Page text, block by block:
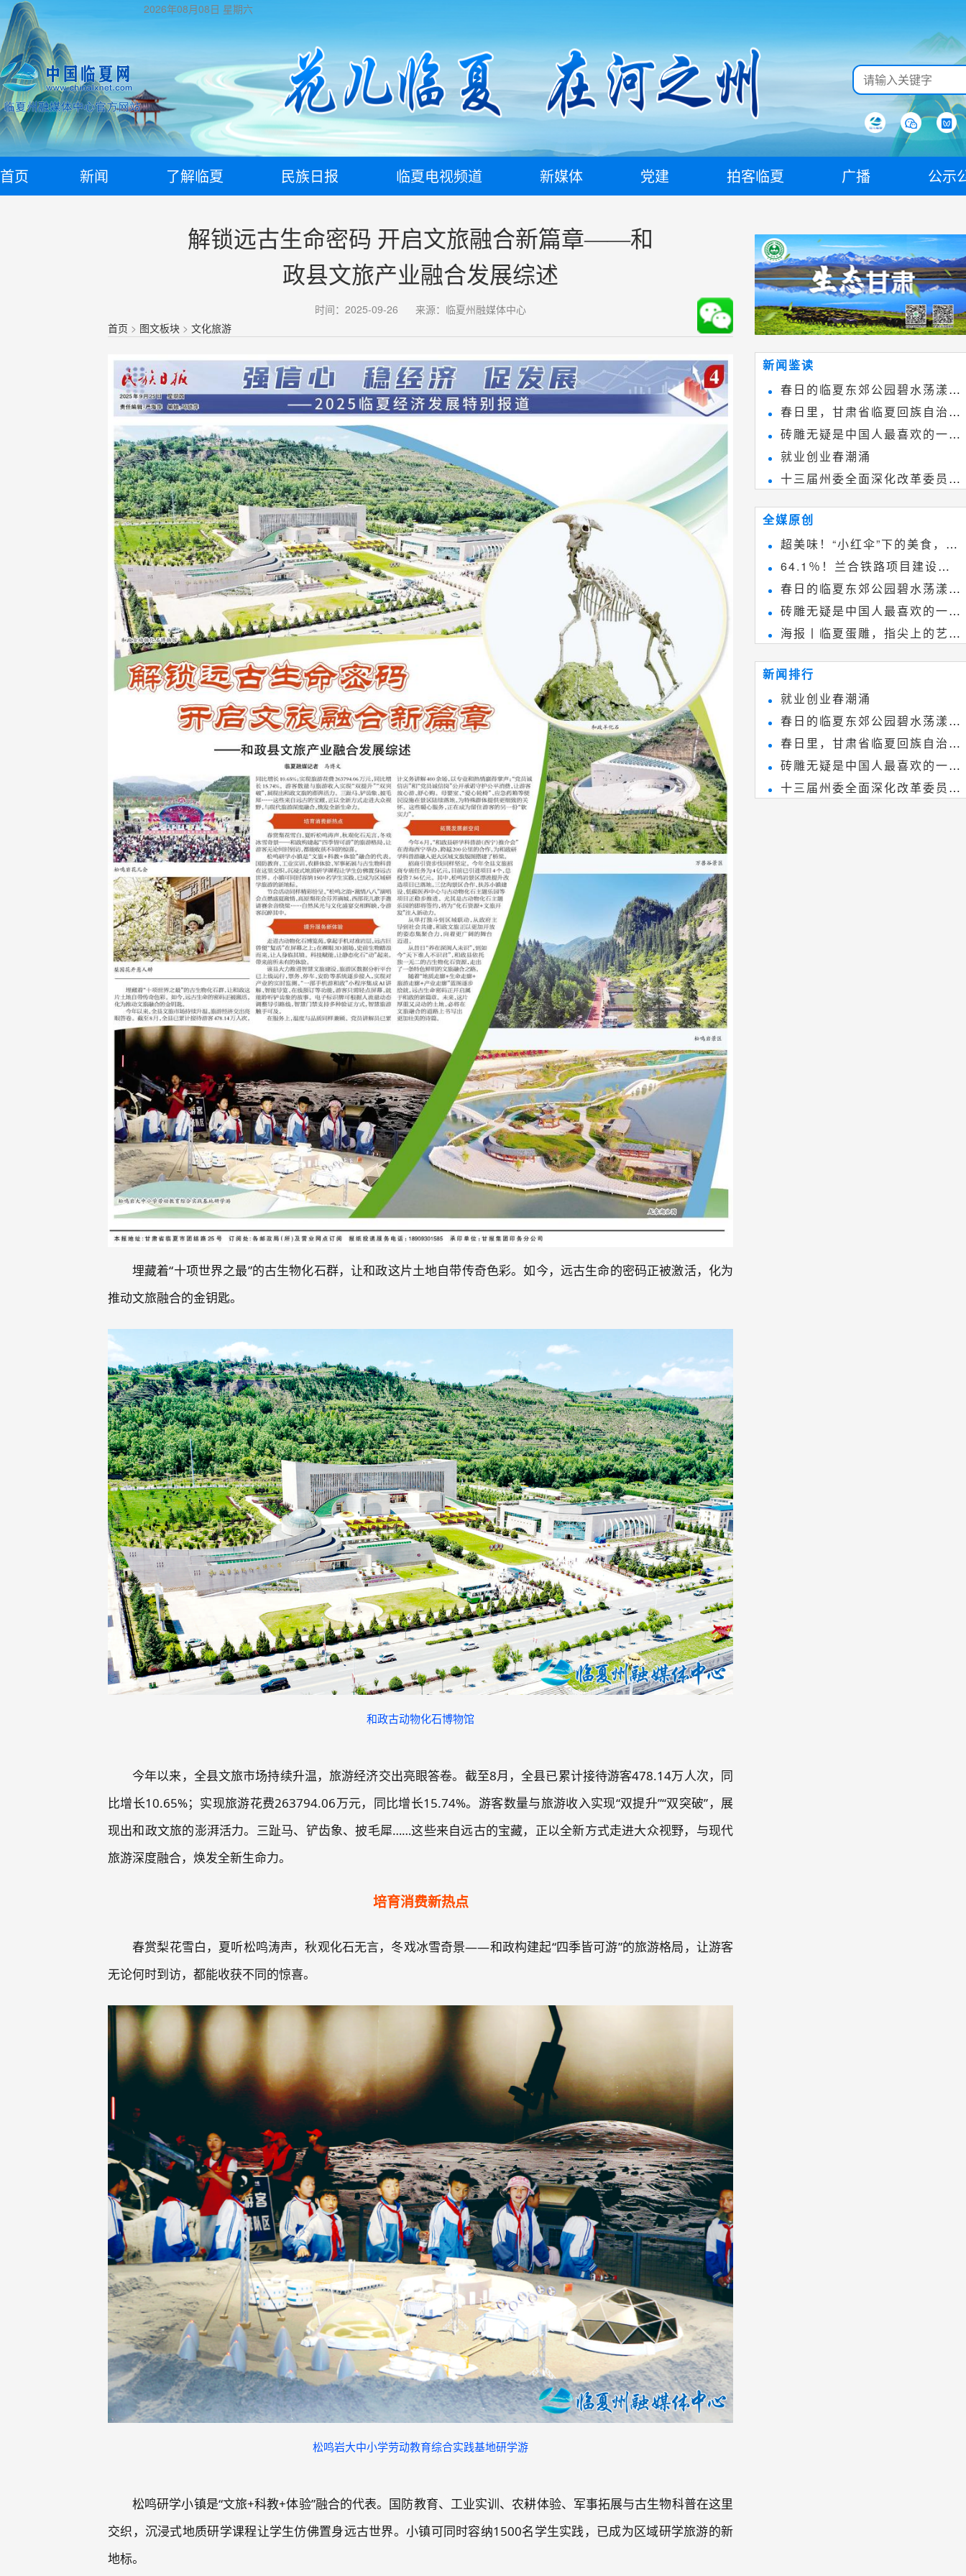
2026年08月08日 星期六
首页 新闻 了解临夏 民族日报 临夏电视频道 新媒体 党建 拍客临夏 广播 公示
解锁远古生命密码 开启文旅融合新篇章——和
政县文旅产业融合发展综述
时间：2025-09-26
来源：临夏州融媒体中心
首页 > 图文板块 > 文化旅游
埋藏着“十项世界之最”的古生物化石群，让和政这片土地自带传奇色彩。如今，远古生命的密码正被激活，化为
推动文旅融合的金钥匙。
和政古动物化石博物馆
今年以来，全县文旅市场持续升温，旅游经济交出亮眼答卷。截至8月，全县已累计接待游客478.14万人次，同
比增长10.65%；实现旅游花费263794.06万元，同比增长15.74%。游客数量与旅游收入实现“双提升”“双突破”，展
现出和政文旅的澎湃活力。三趾马、铲齿象、披毛犀……这些来自远古的宝藏，正以全新方式走进大众视野，与现代
旅游深度融合，焕发全新生命力。
培育消费新热点
春赏梨花雪白，夏听松鸣涛声，秋观化石无言，冬戏冰雪奇景——和政构建起“四季皆可游”的旅游格局，让游客
无论何时到访，都能收获不同的惊喜。
松鸣岩大中小学劳动教育综合实践基地研学游
松鸣研学小镇是“文旅+科教+体验”融合的代表。国防教育、工业实训、农耕体验、军事拓展与古生物科普在这里
交织，沉浸式地质研学课程让学生仿佛置身远古世界。小镇可同时容纳1500名学生实践，已成为区域研学旅游的新
地标。
新闻鉴读
春日的临夏东郊公园碧水荡漾、
春花烂漫
春日里，甘肃省临夏回族自治州
境内的刘家峡大桥，壮观美丽!
砖雕无疑是中国人最喜欢的一种
雕刻艺术，它不仅是民间实用美术
和建筑装饰艺术的有机结合，更成
为中国建筑史上彰品东方美不可磨
就业创业春潮涌
十三届州委全面深化改革委员会
第八次会议召开
全媒原创
超美味！“小红伞”下的美食，绝
不能错过~
64.1％！兰合铁路项目建设加
速推进
春日的临夏东郊公园碧水荡漾、
春花烂漫
砖雕无疑是中国人最喜欢的一种
雕刻艺术，它不仅是民间实用美术
和建筑装饰艺术的有机结合，更成
为中国建筑史上彰品东方美不可磨
灭的一笔。一方青砖里不仅藏着广
海报丨临夏蛋雕，指尖上的艺术
~
新闻排行
就业创业春潮涌
春日的临夏东郊公园碧水荡漾、
春花烂漫
春日里，甘肃省临夏回族自治州
境内的刘家峡大桥，壮观美丽!
砖雕无疑是中国人最喜欢的一种
雕刻艺术，它不仅是民间实用美术
十三届州委全面深化改革委员会